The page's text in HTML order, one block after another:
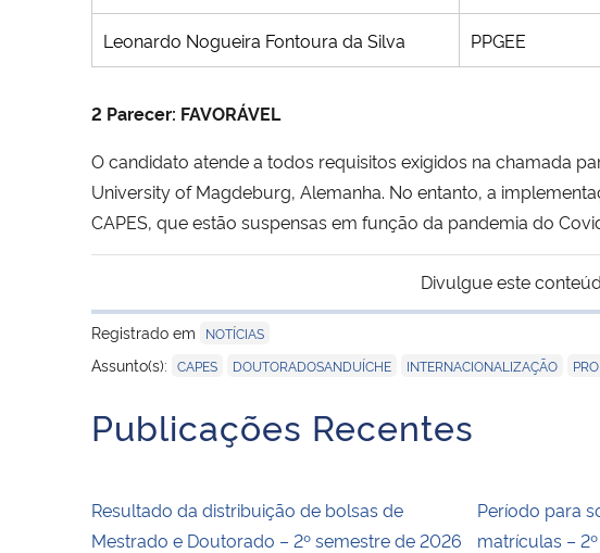
Leonardo Nogueira Fontoura da Silva PPGEE
2 Parecer: FAVORÁVEL
O candidato atende a todos requisitos exigidos na chamada
University of Magdeburg, Alemanha. No entanto, a
CAPES, que estão suspensas em função da pandemia do
Divulgue este
Registrado em
NOTÍCIAS
Assunto(s): CAPES DOUTORADOSANDUÍCHE INTERNACIONALIZAÇÃO
Publicações Recentes
Resultado da distribuição de bolsas de
Mestrado e Doutorado – 2º semestre de 2026
Período para
matrículas –